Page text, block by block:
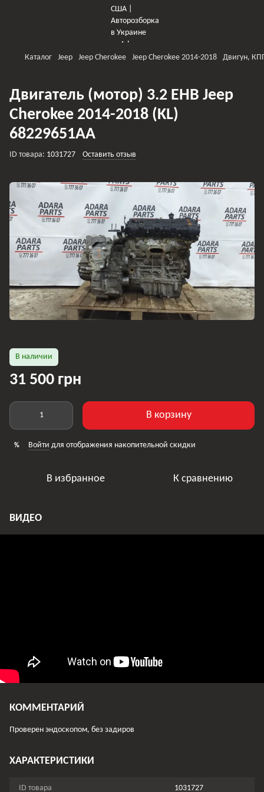
Каталог Jeep Jeep Cherokee Jeep Cherokee 2014-2018 Двигун,
Двигатель (мотор) 3.2 EHB Jeep
Cherokee 2014-2018 (KL)
68229651AA
ID товара: 1031727 Оставить отзыв
В наличии
31 500 грн
В корзину
% Войти для отображения накопительной скидки
В избранное К сравнению
ВИДЕО
КОММЕНТАРИЙ
Проверен эндоскопом, без задиров
ХАРАКТЕРИСТИКИ
ID товара 1031727